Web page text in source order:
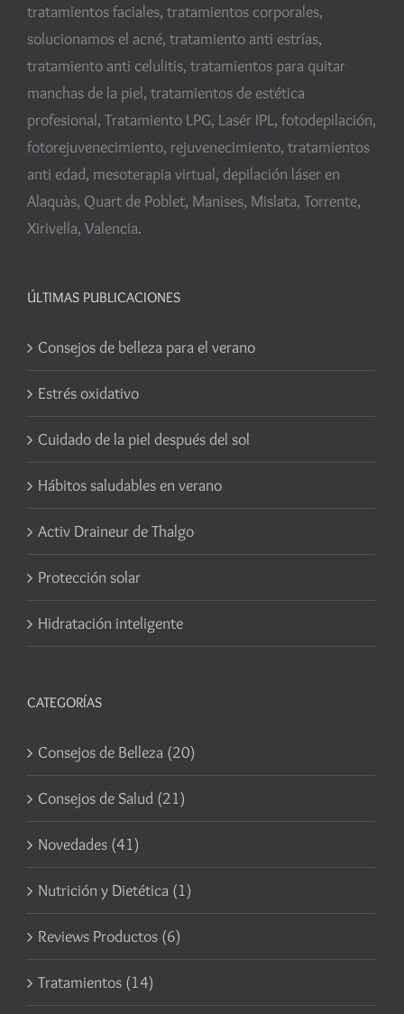
tratamientos faciales, tratamientos corporales,
solucionamos el acné, tratamiento anti estrías,
tratamiento anti celulitis, tratamientos para quitar
manchas de la piel, tratamientos de estética
profesional, Tratamiento LPG, Lasér IPL, fotodepilación,
fotorejuvenecimiento, rejuvenecimiento, tratamientos
anti edad, mesoterapia virtual, depilación láser en
Alaquàs, Quart de Poblet, Manises, Mislata, Torrente,
Xirivella, Valencia.
ÚLTIMAS PUBLICACIONES
Consejos de belleza para el verano
Estrés oxidativo
Cuidado de la piel después del sol
Hábitos saludables en verano
Activ Draineur de Thalgo
Protección solar
Hidratación inteligente
CATEGORÍAS
Consejos de Belleza (20)
Consejos de Salud (21)
Novedades (41)
Nutrición y Dietética (1)
Reviews Productos (6)
Tratamientos (14)